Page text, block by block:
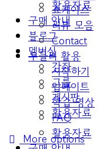
활용자료
구매 안내
블로그
멤버십
강좌
그룹
게시판
활용자료
More options
쇼케이스
리뷰 모음
Contact
두들리 활용
시작하기
업데이트
학습 영상
FAQ
활용자료